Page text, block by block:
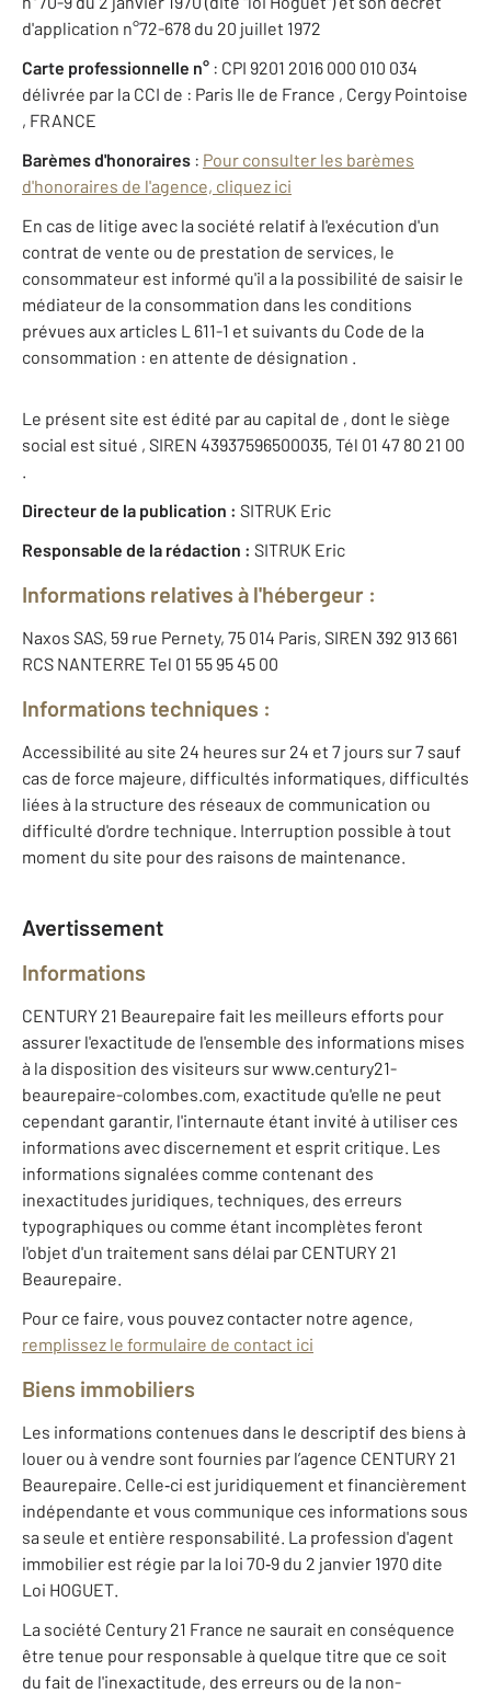
d'application n°72-678 du 20 juillet 1972
Carte professionnelle n° : CPI 9201 2016 000 010 034
délivrée par la CCI de : Paris Ile de France , Cergy Pointoise
, FRANCE
Barèmes d'honoraires : Pour consulter les barèmes
d'honoraires de l'agence, cliquez ici
En cas de litige avec la société relatif à l'exécution d'un
contrat de vente ou de prestation de services, le
consommateur est informé qu'il a la possibilité de saisir le
médiateur de la consommation dans les conditions
prévues aux articles L 611-1 et suivants du Code de la
consommation : en attente de désignation .
Le présent site est édité par au capital de , dont le siège
social est situé , SIREN 43937596500035, Tél 01 47 80 21 00
.
Directeur de la publication : SITRUK Eric
Responsable de la rédaction : SITRUK Eric
Informations relatives à l'hébergeur :
Naxos SAS, 59 rue Pernety, 75 014 Paris, SIREN 392 913 661
RCS NANTERRE Tel 01 55 95 45 00
Informations techniques :
Accessibilité au site 24 heures sur 24 et 7 jours sur 7 sauf
cas de force majeure, difficultés informatiques, difficultés
liées à la structure des réseaux de communication ou
difficulté d'ordre technique. Interruption possible à tout
moment du site pour des raisons de maintenance.
Avertissement
Informations
CENTURY 21 Beaurepaire fait les meilleurs efforts pour
assurer l'exactitude de l'ensemble des informations mises
à la disposition des visiteurs sur www.century21-
beaurepaire-colombes.com, exactitude qu'elle ne peut
cependant garantir, l'internaute étant invité à utiliser ces
informations avec discernement et esprit critique. Les
informations signalées comme contenant des
inexactitudes juridiques, techniques, des erreurs
typographiques ou comme étant incomplètes feront
l'objet d'un traitement sans délai par CENTURY 21
Beaurepaire.
Pour ce faire, vous pouvez contacter notre agence,
remplissez le formulaire de contact ici
Biens immobiliers
Les informations contenues dans le descriptif des biens à
louer ou à vendre sont fournies par l’agence CENTURY 21
Beaurepaire. Celle‐ci est juridiquement et financièrement
indépendante et vous communique ces informations sous
sa seule et entière responsabilité. La profession d'agent
immobilier est régie par la loi 70‐9 du 2 janvier 1970 dite
Loi HOGUET.
La société Century 21 France ne saurait en conséquence
être tenue pour responsable à quelque titre que ce soit
du fait de l'inexactitude, des erreurs ou de la non-